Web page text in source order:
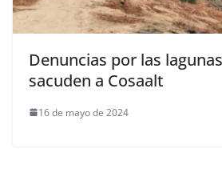
Denuncias por las
sacuden a Cosaalt
16 de mayo de 2024